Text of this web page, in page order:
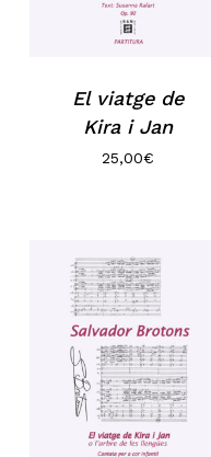
El viatge de
Kira i Jan
25,00€